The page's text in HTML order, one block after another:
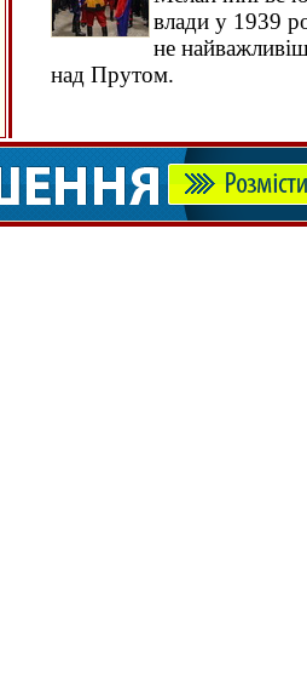
влади у 1939
не
над Прутом.